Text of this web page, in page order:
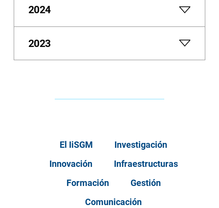
2024
2023
El IiSGM
Investigación
Innovación
Infraestructuras
Formación
Gestión
Comunicación